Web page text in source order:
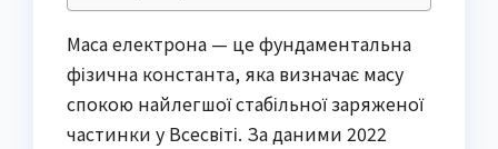
Маса електрона — це фундаментальна
фізична константа, яка визначає масу
спокою найлегшої стабільної заряженої
частинки у Всесвіті. За даними 2022